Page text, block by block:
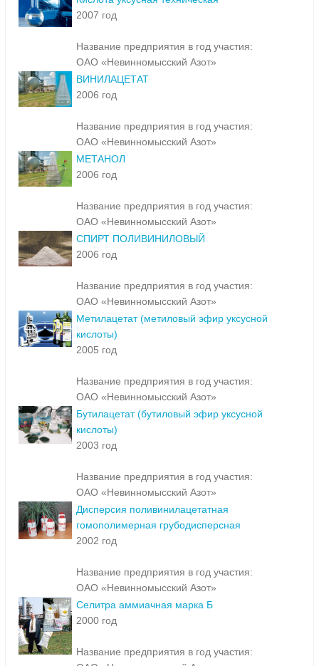
2007 год
Название предприятия в год участия:
ОАО «Невинномысский Азот»
ВИНИЛАЦЕТАТ
2006 год
Название предприятия в год участия:
ОАО «Невинномысский Азот»
МЕТАНОЛ
2006 год
Название предприятия в год участия:
ОАО «Невинномысский Азот»
СПИРТ ПОЛИВИНИЛОВЫЙ
2006 год
Название предприятия в год участия:
ОАО «Невинномысский Азот»
Метилацетат (метиловый эфир уксусной
кислоты)
2005 год
Название предприятия в год участия:
ОАО «Невинномысский Азот»
Бутилацетат (бутиловый эфир уксусной
кислоты)
2003 год
Название предприятия в год участия:
ОАО «Невинномысский Азот»
Дисперсия поливинилацетатная
гомополимерная грубодисперсная
2002 год
Название предприятия в год участия:
ОАО «Невинномысский Азот»
Селитра аммиачная марка Б
2000 год
Название предприятия в год участия: